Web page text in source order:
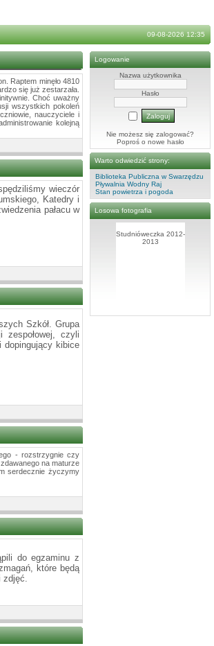
09-08-2026 12:35
Raptem minęło 4810
się już zestarzała.
Choć uważny
wszystkich pokoleń
nauczyciele i
kolejną
wieczór
Katedry i
pałacu w
Szkół. Grupa
zespołowej, czyli
dopingujący kibice
- rozstrzygnie czy
na maturze
serdecznie życzymy
do egzaminu z
które będą
zdjęć.
Logowanie
Nazwa użytkownika
Hasło
Nie możesz się zalogować?
Poproś o nowe hasło
Warto odwiedzić strony:
Biblioteka Publiczna w Swarzędzu
Pływalnia Wodny Raj
Stan powietrza i pogoda
Losowa fotografia
Studnióweczka 2012-
2013